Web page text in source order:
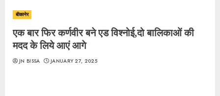
बीकानेर
एक बार फिर कर्णवीर बने एड विश्नोई,दो बालिकाओं की
मदद के लिये आएं आगे
JN BISSA JANUARY 27, 2025